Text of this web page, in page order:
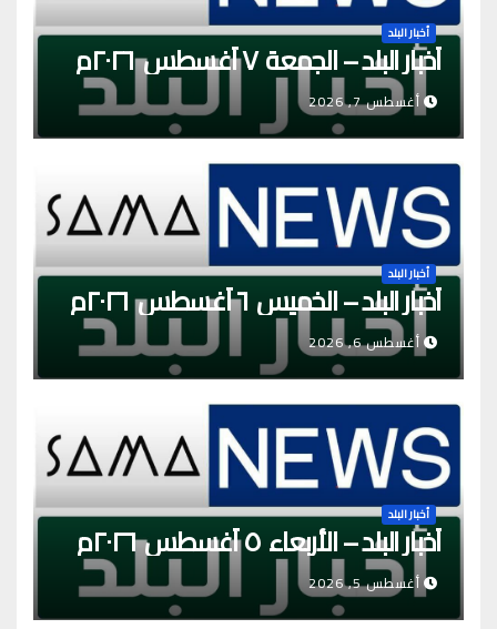
أخبار البلد
أخبار البلد – الجمعة ٧ أغسطس ٢٠٢٦م
أغسطس 7, 2026
أخبار البلد
أخبار البلد – الخميس ٦ أغسطس ٢٠٢٦م
أغسطس 6, 2026
أخبار البلد
أخبار البلد – الأربعاء ٥ أغسطس ٢٠٢٦م
أغسطس 5, 2026